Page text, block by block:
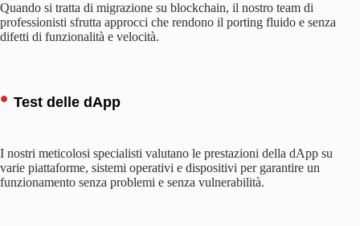
Quando si tratta di migrazione su blockchain, il nostro team di
professionisti sfrutta approcci che rendono il porting fluido e senza
difetti di funzionalità e velocità.
Test delle dApp
I nostri meticolosi specialisti valutano le prestazioni della dApp su
varie piattaforme, sistemi operativi e dispositivi per garantire un
funzionamento senza problemi e senza vulnerabilità.